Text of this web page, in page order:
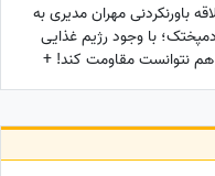
باورنکردنی مهران مدیری به
دمپختک؛ با وجود رژیم غذایی
هم نتوانست مقاومت کند! +
ویدئو